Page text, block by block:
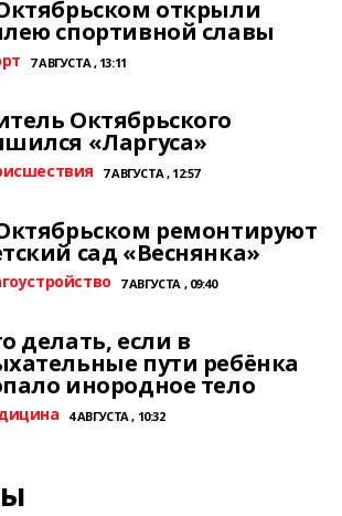
открыли
спортивной славы
7 АВГУСТА , 13:11
Октябрьского
«Ларгуса»
7 АВГУСТА , 12:57
ремонтируют
сад «Веснянка»
7 АВГУСТА , 09:40
делать, если в
пути ребёнка
инородное тело
4 АВГУСТА , 10:32